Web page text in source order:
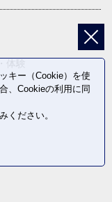
キー（Cookie）を使
、Cookieの利用に同
ください。